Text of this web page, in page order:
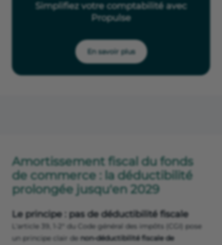
Simplifiez votre comptabilité avec
Propulse
En savoir plus
Amortissement fiscal du fonds
de commerce : la déductibilité
prolongée jusqu'en 2029
Le principe : pas de déductibilité fiscale
L'article 39, 1-2° du Code général des impôts (CGI) pose
un principe clair de non-déductibilité fiscale de